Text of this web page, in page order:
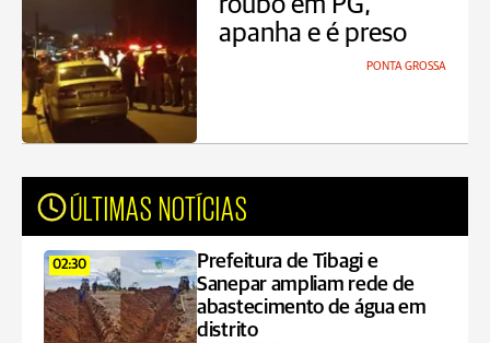
apanha e é preso
PONTA GROSSA
ÚLTIMAS NOTÍCIAS
02:30
Prefeitura de Tibagi e
Sanepar ampliam rede de
abastecimento de água em
distrito